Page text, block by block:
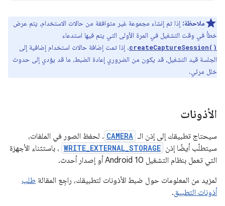
ملاحظة: إذا تم إنشاء مجموعة غير متوافقة من حالات الاستخدام، يتم عرض
خطأ في وقت التشغيل في المرة الأولى التي يتم فيها استدعاء
createCaptureSession(). إذا تمت إضافة حالات استخدام إضافية إلى
الجلسة قيد التشغيل، قد يكون من الضروري إعادة الضبط، ما قد يؤدي إلى حدوث
خلل مرئي.
الأذونات
سيحتاج تطبيقك إلى إذن الـ CAMERA . لحفظ الصور في الملفات،
سيتطلّب أيضًا إذن WRITE_EXTERNAL_STORAGE ، باستثناء الأجهزة
التي تعمل بنظام التشغيل Android 10 أو إصدار أحدث.
لمزيد من المعلومات حول ضبط الأذونات لتطبيقك، راجِع المقالة طلب
أذونات التطبيق.